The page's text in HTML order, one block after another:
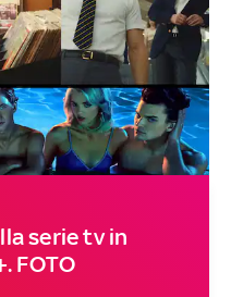
serie tv in
FOTO